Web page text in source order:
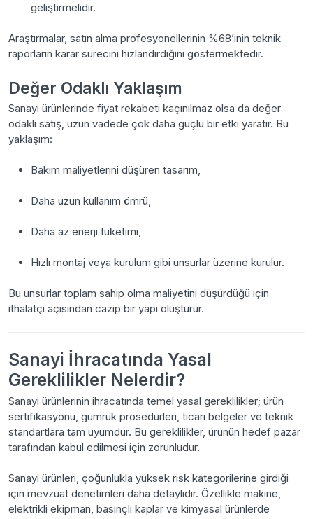
geliştirmelidir.
Araştırmalar, satın alma profesyonellerinin %68’inin teknik
raporların karar sürecini hızlandırdığını göstermektedir.
Değer Odaklı Yaklaşım
Sanayi ürünlerinde fiyat rekabeti kaçınılmaz olsa da değer
odaklı satış, uzun vadede çok daha güçlü bir etki yaratır. Bu
yaklaşım:
Bakım maliyetlerini düşüren tasarım,
Daha uzun kullanım ömrü,
Daha az enerji tüketimi,
Hızlı montaj veya kurulum gibi unsurlar üzerine kurulur.
Bu unsurlar toplam sahip olma maliyetini düşürdüğü için
ithalatçı açısından cazip bir yapı oluşturur.
Sanayi İhracatında Yasal
Gereklilikler Nelerdir?
Sanayi ürünlerinin ihracatında temel yasal gereklilikler; ürün
sertifikasyonu, gümrük prosedürleri, ticari belgeler ve teknik
standartlara tam uyumdur. Bu gereklilikler, ürünün hedef pazar
tarafından kabul edilmesi için zorunludur.
Sanayi ürünleri, çoğunlukla yüksek risk kategorilerine girdiği
için mevzuat denetimleri daha detaylıdır. Özellikle makine,
elektrikli ekipman, basınçlı kaplar ve kimyasal ürünlerde